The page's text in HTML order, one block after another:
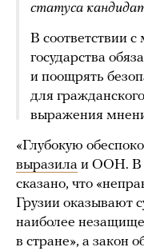
статуса
В соответствии
государства
и поощрять
для
выражения
«Глубокую
выразила и ООН. В
сказано, что
Грузии оказывают
наиболее
в стране», а закон